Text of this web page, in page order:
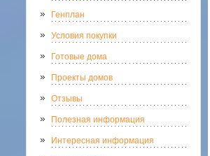
Генплан
Условия покупки
Готовые дома
Проекты домов
Отзывы
Полезная информация
Интересная информация